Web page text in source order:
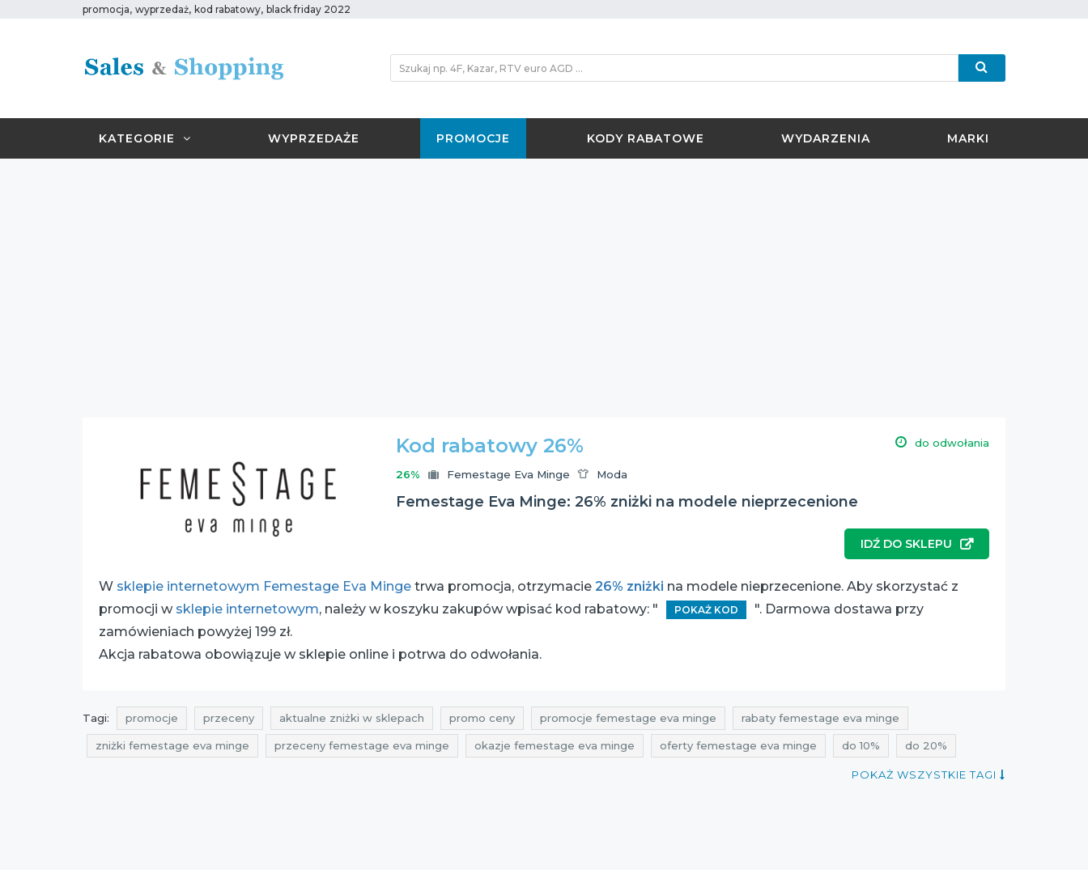
promocja, wyprzedaż, kod rabatowy, black friday 2022
KATEGORIE WYPRZEDAŻE PROMOCJE KODY RABATOWE WYDARZENIA MARKI
Kod rabatowy 26% do odwołania
26% Femestage Eva Minge Moda
Femestage Eva Minge: 26% zniżki na modele nieprzecenione
IDŹ DO SKLEPU
W sklepie internetowym Femestage Eva Minge trwa promocja, otrzymacie 26% zniżki na modele nieprzecenione. Aby skorzystać z
promocji w sklepie internetowym, należy w koszyku zakupów wpisać kod rabatowy: " POKAŻ KOD
". Darmowa dostawa przy
zamówieniach powyżej 199 zł.
Akcja rabatowa obowiązuje w sklepie online i potrwa do odwołania.
Tagi: promocje przeceny aktualne zniżki w sklepach promo ceny promocje femestage eva minge rabaty femestage eva minge
zniżki femestage eva minge przeceny femestage eva minge okazje femestage eva minge oferty femestage eva minge do 10% do 20%
POKAŻ WSZYSTKIE TAGI